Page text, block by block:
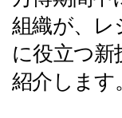
組織が、レ
に役立つ新
紹介します